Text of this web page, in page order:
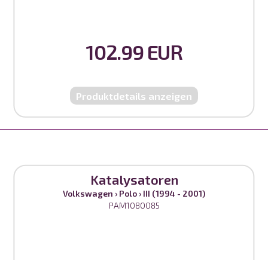
102.99 EUR
Produktdetails anzeigen
Katalysatoren
Volkswagen › Polo › III (1994 - 2001)
PAM1080085